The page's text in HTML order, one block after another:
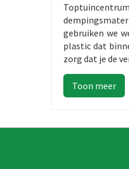
gebruiken we
plastic dat
zorg dat je de